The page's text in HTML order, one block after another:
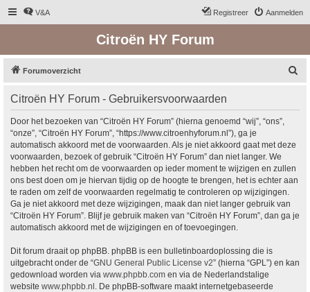
V&A Aanmelden
Registreer
Citroën HY Forum
Forumoverzicht
Citroën HY Forum - Gebruikersvoorwaarden
Door het bezoeken van “Citroën HY Forum” (hierna genoemd “wij”, “ons”,
“onze”, “Citroën HY Forum”, “https://www.citroenhyforum.nl”), ga je
automatisch akkoord met de voorwaarden. Als je niet akkoord gaat met deze
voorwaarden, bezoek of gebruik “Citroën HY Forum” dan niet langer. We
hebben het recht om de voorwaarden op ieder moment te wijzigen en zullen
ons best doen om je hiervan tijdig op de hoogte te brengen, het is echter aan
te raden om zelf de voorwaarden regelmatig te controleren op wijzigingen.
Ga je niet akkoord met deze wijzigingen, maak dan niet langer gebruik van
“Citroën HY Forum”. Blijf je gebruik maken van “Citroën HY Forum”, dan ga je
automatisch akkoord met de wijzigingen en of toevoegingen.
Dit forum draait op phpBB. phpBB is een bulletinboardoplossing die is
uitgebracht onder de “GNU General Public License v2” (hierna “GPL”) en kan
gedownload worden via www.phpbb.com en via de Nederlandstalige
website www.phpbb.nl . De phpBB-software maakt internetgebaseerde